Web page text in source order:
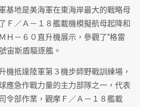
基地是美海軍在東海岸最大的戰略母
Ｆ／Ａ－１８艦載機模擬航母起降和
Ｈ－６０直升機展示，參觀了“格雷
宙斯盾驅逐艦。
機抵達陸軍第３機步師野戰訓練場，
應急作戰力量的主力部隊之一，代表
令部作業，觀摩Ｆ／Ａ－１８艦載